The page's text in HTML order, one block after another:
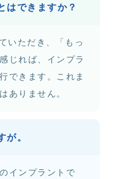
はできますか？
いただき、「もっ
じれば、インプラ
できます。これま
ありません。
が。
インプラントで